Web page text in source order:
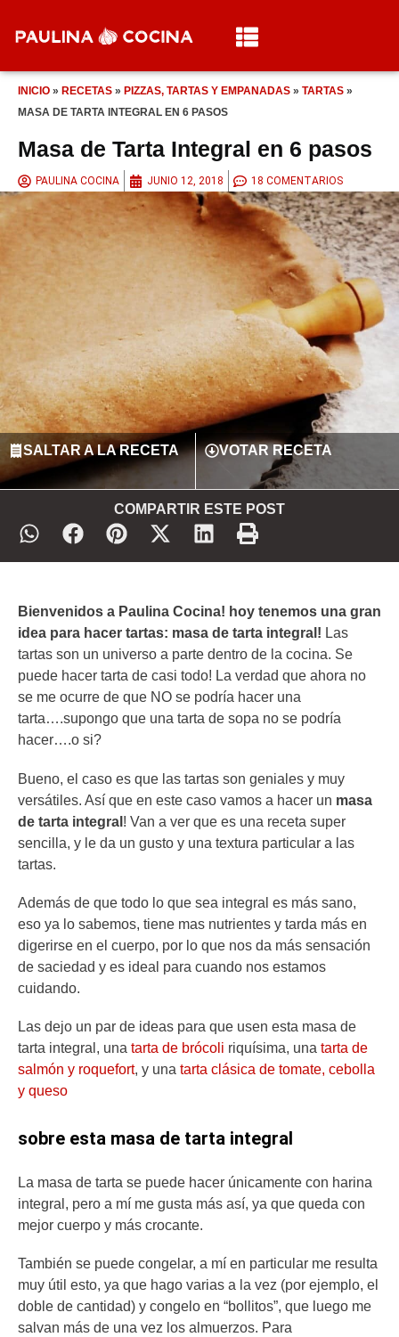
INICIO » RECETAS » PIZZAS, TARTAS Y EMPANADAS » TARTAS »
MASA DE TARTA INTEGRAL EN 6 PASOS
Masa de Tarta Integral en 6 pasos
PAULINA COCINA JUNIO 12, 2018 18 COMENTARIOS
SALTAR A LA RECETA VOTAR RECETA
COMPARTIR ESTE POST
Bienvenidos a Paulina Cocina! hoy tenemos una gran
idea para hacer tartas: masa de tarta integral! Las
tartas son un universo a parte dentro de la cocina. Se
puede hacer tarta de casi todo! La verdad que ahora no
se me ocurre de que NO se podría hacer una
tarta….supongo que una tarta de sopa no se podría
hacer….o si?
Bueno, el caso es que las tartas son geniales y muy
versátiles. Así que en este caso vamos a hacer un masa
de tarta integral ! Van a ver que es una receta super
sencilla, y le da un gusto y una textura particular a las
tartas.
Además de que todo lo que sea integral es más sano,
eso ya lo sabemos, tiene mas nutrientes y tarda más en
digerirse en el cuerpo, por lo que nos da más sensación
de saciedad y es ideal para cuando nos estamos
cuidando.
Las dejo un par de ideas para que usen esta masa de
tarta integral, una tarta de brócoli riquísima, una tarta de
salmón y roquefort, y una tarta clásica de tomate, cebolla
y queso
sobre esta masa de tarta integral
La masa de tarta se puede hacer únicamente con harina
integral, pero a mí me gusta más así, ya que queda con
mejor cuerpo y más crocante.
También se puede congelar, a mí en particular me resulta
muy útil esto, ya que hago varias a la vez (por ejemplo, el
doble de cantidad) y congelo en “bollitos”, que luego me
salvan más de una vez los almuerzos. Para